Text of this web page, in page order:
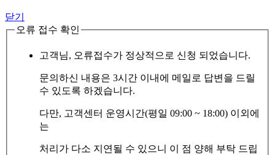
닫기
오류 접수 확인
고객님, 오류접수가 정상적으로 신청 되었습니다.
문의하신 내용은 3시간 이내에 메일로 답변을 드릴
수 있도록 하겠습니다.
다만, 고객센터 운영시간(평일 09:00 ~ 18:00) 이외에
는
처리가 다소 지연될 수 있으니 이 점 양해 부탁 드립